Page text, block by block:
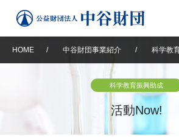
中谷財団について
HOME / 中谷財団事業紹介 / 科学教
科学教育振興助成
活動Now!